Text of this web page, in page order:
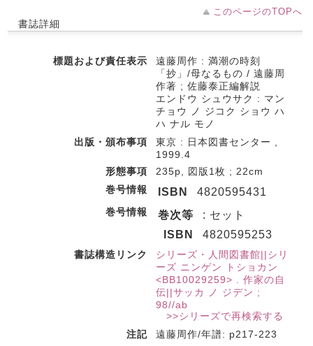
このページのTOPへ
書誌詳細
標題および責任表示
遠藤周作 : 満潮の時刻
「抄」/母なるもの / 遠藤周
作著 ; 佐藤泰正編解説
エンドウ シュウサク : マン
チョウ ノ ジコク ショウ ハ
ハ ナル モノ
出版・頒布事項
東京 : 日本図書センター ,
1999.4
形態事項
235p, 図版1枚 ; 22cm
巻号情報
ISBN 4820595431
巻号情報 巻次等
: セット
ISBN
4820595253
書誌構造リンク
シリーズ・人間図書館||シリ
ーズ ニンゲン トショカン
<BB10029259> . 作家の自
伝||サッカ ノ ジデン ;
98//ab
>>シリーズで再検索する
注記
遠藤周作/年譜: p217-223